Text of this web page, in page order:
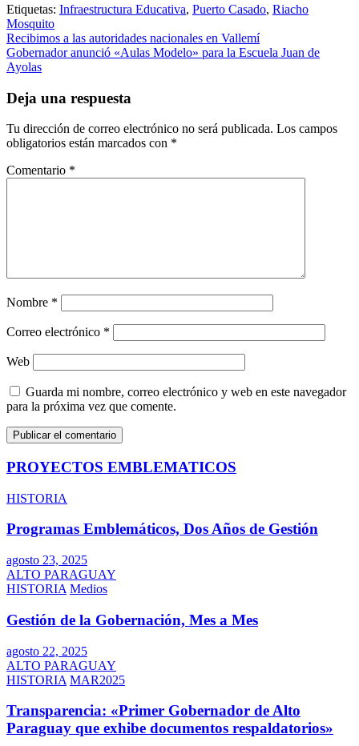
Etiquetas: Infraestructura Educativa, Puerto Casado, Riacho
Mosquito
Navegación
de
Recibimos a las autoridades nacionales en Vallemí
Gobernador anunció «Aulas Modelo» para la Escuela Juan de
Ayolas
Deja una respuesta
Tu dirección de correo electrónico no será publicada. Los campos
obligatorios están marcados con *
Comentario *
Nombre *
Correo electrónico *
Web
Guarda mi nombre, correo electrónico y web en este navegador
para la próxima vez que comente.
PROYECTOS EMBLEMATICOS
HISTORIA
Programas Emblemáticos, Dos Años de Gestión
agosto 23, 2025
ALTO PARAGUAY
HISTORIA Medios
Gestión de la Gobernación, Mes a Mes
agosto 22, 2025
ALTO PARAGUAY
HISTORIA MAR2025
Transparencia: «Primer Gobernador de Alto
Paraguay que exhibe documentos respaldatorios»